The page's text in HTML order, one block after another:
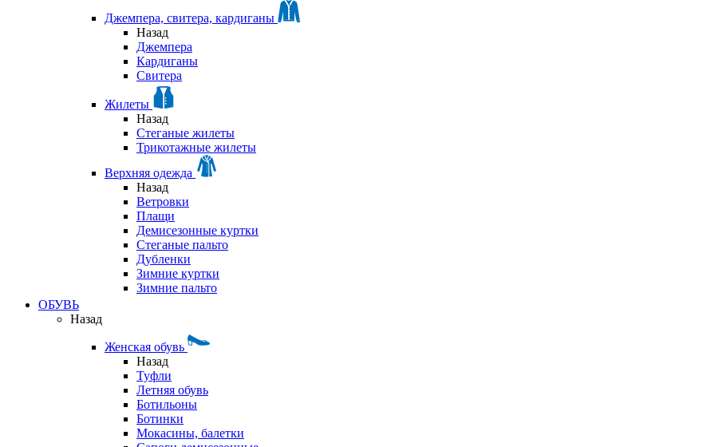
Джемпера, свитера, кардиганы
Назад
Джемпера
Кардиганы
Свитера
Жилеты
Назад
Стеганые жилеты
Трикотажные жилеты
Верхняя одежда
Назад
Ветровки
Плащи
Демисезонные куртки
Стеганые пальто
Дубленки
Зимние куртки
Зимние пальто
ОБУВЬ
Назад
Женская обувь
Назад
Туфли
Летняя обувь
Ботильоны
Ботинки
Мокасины, балетки